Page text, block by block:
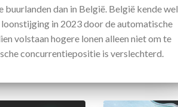
buurlanden dan in België. België kende wel
in 2023 door de automatische
volstaan hogere lonen alleen niet om te
concurrentiepositie is verslechterd.